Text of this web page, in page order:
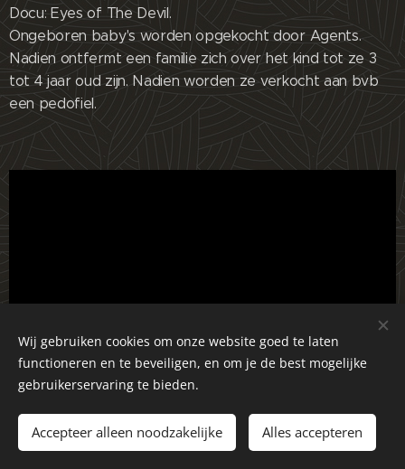
Docu: Eyes of The Devil.
Ongeboren baby's worden opgekocht door Agents.
Nadien ontfermt een familie zich over het kind tot ze 3
tot 4 jaar oud zijn. Nadien worden ze verkocht aan bvb
een pedofiel.
Sex trafficking Pedo Elite Ring
Wij gebruiken cookies om onze website goed te laten
functioneren en te beveiligen, en om je de best mogelijke
gebruikerservaring te bieden.
Accepteer alleen noodzakelijke Alles accepteren